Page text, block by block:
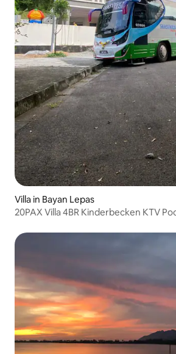
Villa in Bayan Lepas
20PAX Villa 4BR Kinderbecken KTV